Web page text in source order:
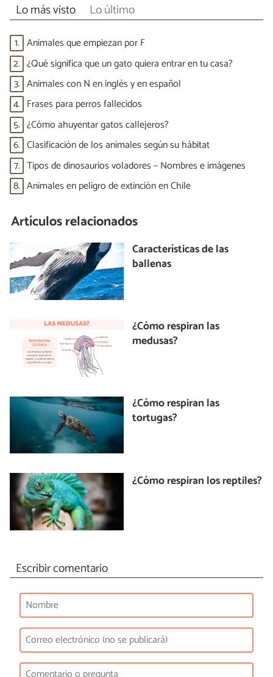
Lo más visto Lo último
1. Animales que empiezan por F
2. ¿Qué significa que un gato quiera entrar en tu casa?
3. Animales con N en inglés y en español
4. Frases para perros fallecidos
5. ¿Cómo ahuyentar gatos callejeros?
6. Clasificación de los animales según su hábitat
7. Tipos de dinosaurios voladores – Nombres e imágenes
8. Animales en peligro de extinción en Chile
Artículos relacionados
Características de las
ballenas
¿Cómo respiran las
medusas?
¿Cómo respiran las
tortugas?
¿Cómo respiran los reptiles?
Escribir comentario